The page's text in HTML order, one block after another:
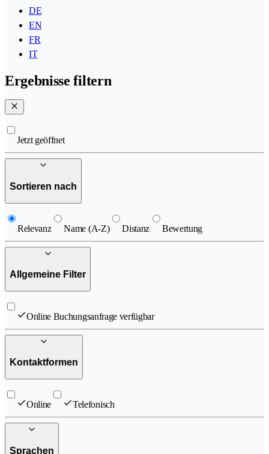
DE
EN
FR
IT
Ergebnisse filtern
Jetzt geöffnet
Sortieren nach
Relevanz Name (A-Z) Distanz Bewertung
Allgemeine Filter
Online Buchungsanfrage verfügbar
Kontaktformen
Online Telefonisch
Sprachen